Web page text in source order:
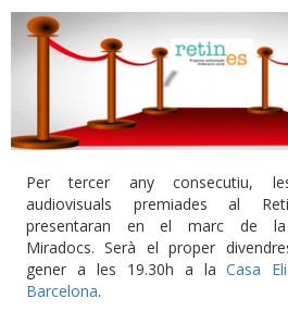
Per tercer any consecutiu,
audiovisuals premiades al
presentaran en el marc de
Miradocs. Serà el proper
gener a les 19.30h a laCasa
Barcelona.